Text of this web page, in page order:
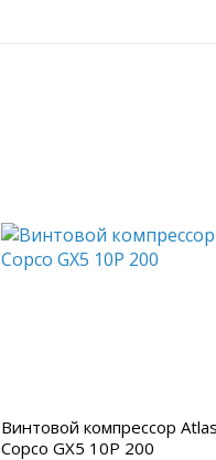
Винтовой компрессор Atlas
Copco GX5 10P 200